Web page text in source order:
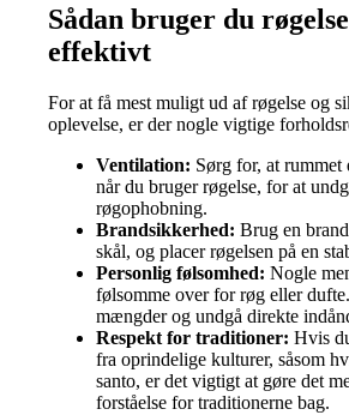
Sådan bruger du
effektivt
For at få mest muligt ud af røgelse og
oplevelse, er der nogle vigtige
Ventilation: Sørg for, at rummet
når du bruger røgelse, for at
røgophobning.
Brandsikkerhed: Brug en
skål, og placer røgelsen på en
Personlig følsomhed: Nogle
følsomme over for røg eller
mængder og undgå direkte
Respekt for traditioner: Hvis
fra oprindelige kulturer, såsom
santo, er det vigtigt at gøre det
forståelse for traditionerne bag.